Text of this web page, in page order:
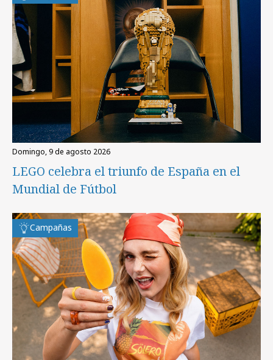
domingo, 9 de agosto 2026
LEGO celebra el triunfo de España en el
Mundial de Fútbol
Campañas